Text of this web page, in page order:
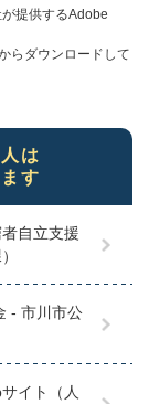
提供するAdobe
らダウンロードして
は
す
自立支援
- 市川市公
イト（人